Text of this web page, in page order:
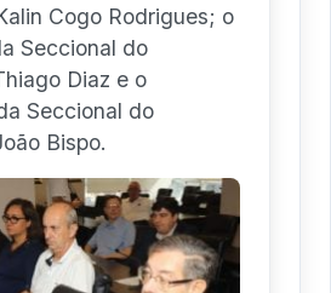
Cogo Rodrigues; o
Seccional do
Diaz e o
Seccional do
Bispo.